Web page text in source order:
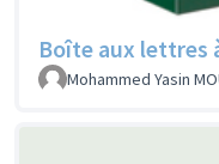
Boîte aux lettres
Mohammed Yasin